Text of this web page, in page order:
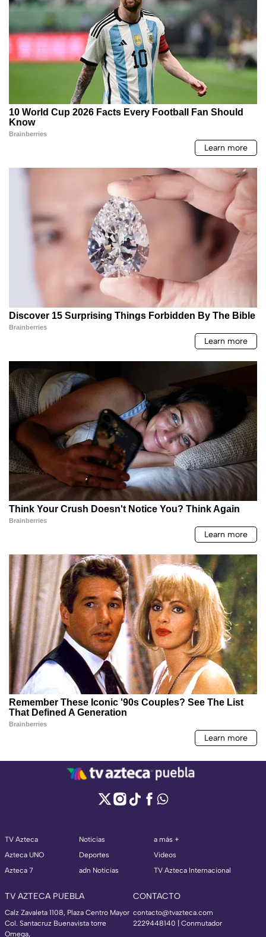
TV Azteca
Azteca UNO
Azteca 7
Noticias
Deportes
adn Noticias
a más +
Videos
TV Azteca Internacional
TV AZTECA PUEBLA
Calz Zavaleta 1108, Plaza Centro Mayor
Col. Santacruz Buenavista torre
Omega,
CONTACTO
contacto@tvazteca.com
2229448140 | Conmutador